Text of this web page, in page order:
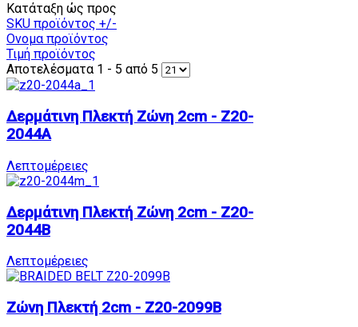
Κατάταξη ώς προς
SKU προϊόντος +/-
Ονομα προϊόντος
Τιμή προϊόντος
Αποτελέσματα 1 - 5 από 5
Δερμάτινη Πλεκτή Ζώνη 2cm - Z20-
2044A
Λεπτομέρειες
Δερμάτινη Πλεκτή Ζώνη 2cm - Z20-
2044B
Λεπτομέρειες
Ζώνη Πλεκτή 2cm - Z20-2099B